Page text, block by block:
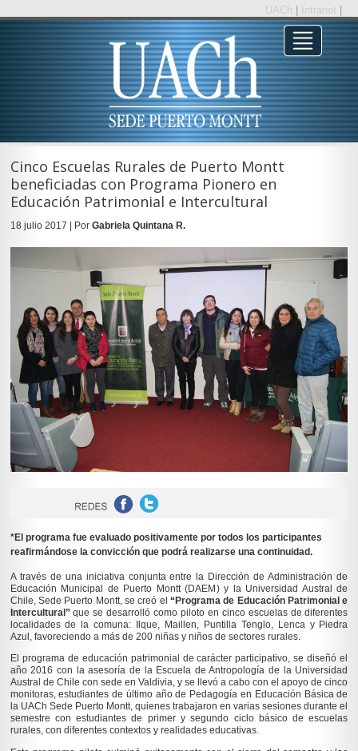
UACh Intranet
Cinco Escuelas Rurales de Puerto Montt
beneficiadas con Programa Pionero en
Educación Patrimonial e Intercultural
18 julio 2017 | Por Gabriela Quintana R.
*El programa fue evaluado positivamente por todos los participantes
reafirmándose la convicción que podrá realizarse una continuidad.
A través de una iniciativa conjunta entre la Dirección de Administración de
Educación Municipal de Puerto Montt (DAEM) y la Universidad Austral de
Chile, Sede Puerto Montt, se creó el “Programa de Educación Patrimonial e
Intercultural” que se desarrolló como piloto en cinco escuelas de diferentes
localidades de la comuna: Ilque, Maillen, Puntilla Tenglo, Lenca y Piedra
Azul, favoreciendo a más de 200 niñas y niños de sectores rurales.
El programa de educación patrimonial de carácter participativo, se diseñó el
año 2016 con la asesoría de la Escuela de Antropología de la Universidad
Austral de Chile con sede en Valdivia, y se llevó a cabo con el apoyo de cinco
monitoras, estudiantes de último año de Pedagogía en Educación Básica de
la UACh Sede Puerto Montt, quienes trabajaron en varias sesiones durante el
semestre con estudiantes de primer y segundo ciclo básico de escuelas
rurales, con diferentes contextos y realidades educativas.